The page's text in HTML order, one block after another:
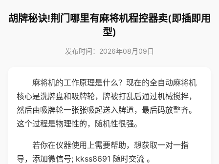
胡牌秘诀!荆门哪里有麻将机程控器卖(即插即用
型)
发布时间：2026年08月09日
麻将机的工作原理是什么？现在的全自动麻将机
核心是洗牌盘和吸牌轮，牌被打乱后通过机械搅拌，
然后由吸牌轮一张张吸起送入牌道，最后码放整齐。
这个过程是物理性的，随机性很强。
若你在仪器使用上需要帮助，想获取一对一指
导，添加微信号; kkss8691 随时交流 。